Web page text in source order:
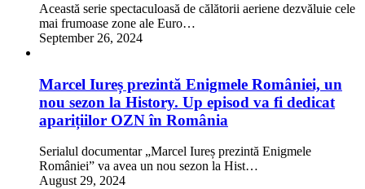
Această serie spectaculoasă de călătorii aeriene dezvăluie cele
mai frumoase zone ale Euro…
September 26, 2024
Marcel Iureș prezintă Enigmele României, un
nou sezon la History. Up episod va fi dedicat
aparițiilor OZN în România
Serialul documentar „Marcel Iureș prezintă Enigmele
României” va avea un nou sezon la Hist…
August 29, 2024